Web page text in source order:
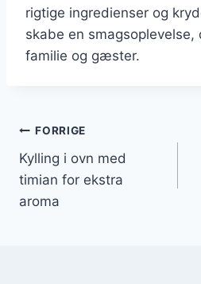
rigtige ingredienser og
skabe en
familie og gæster.
FORRIGE
Kylling i ovn med
timian for ekstra
aroma